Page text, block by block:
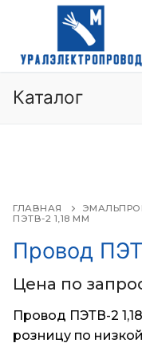
Перейти
содержимому
Каталог
ГЛАВНАЯ
ПЭТВ-2 1,18 ММ
Провод
Цена по
Провод ПЭТВ-2
розницу по